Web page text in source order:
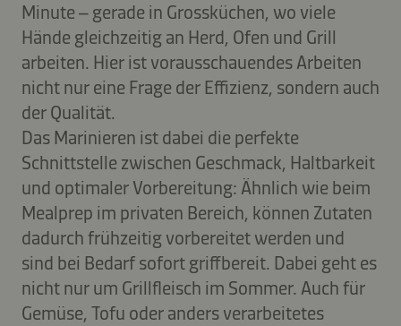
Minute – gerade in Grossküchen, wo viele
Hände gleichzeitig an Herd, Ofen und Grill
arbeiten. Hier ist vorausschauendes Arbeiten
nicht nur eine Frage der Effizienz, sondern auch
der Qualität.
Das Marinieren ist dabei die perfekte
Schnittstelle zwischen Geschmack, Haltbarkeit
und optimaler Vorbereitung: Ähnlich wie beim
Mealprep im privaten Bereich, können Zutaten
dadurch frühzeitig vorbereitet werden und
sind bei Bedarf sofort griffbereit. Dabei geht es
nicht nur um Grillfleisch im Sommer. Auch für
Gemüse, Tofu oder anders verarbeitetes